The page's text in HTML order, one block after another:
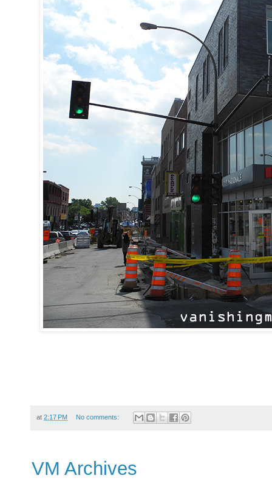
at 2:17 PM No comments:
VM Archives